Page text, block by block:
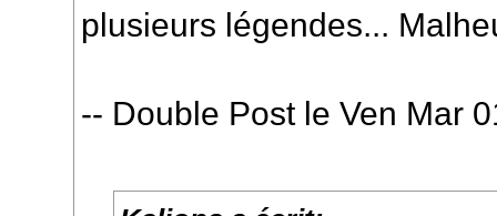
plusieurs légendes...
-- Double Post le Ven Mar